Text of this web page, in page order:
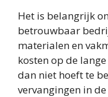
Het is belangrijk
betrouwbaar
materialen en
kosten op de
dan niet hoeft te
vervangingen in